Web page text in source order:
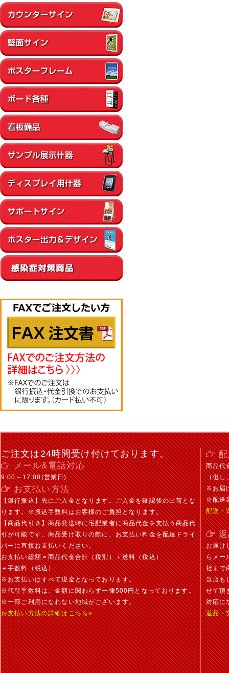
ご注文は24時間受け付けております。
メール&電話対応
9:00～17:00(営業日)
お支払い方法
【銀行振込】先にご入金となります。ご入金を確認後の出荷とな
ります。※振込手数料はお客様のご負担となります。
【商品代引き】商品発送時に宅配業者に商品代金を支払う商品代
引が可能です。商品受け取りの際に、お支払い料金を配達ドライ
バーに直接お支払いください。
お支払い総額＝商品代金合計（税別）＋送料（税込）
＋手数料（税込）
※お支払いはすべて現金となっております。
※代引手数料は、金額に関わらず一律500円となっております。
※一部ご利用になれない地域がございます。
お支払い方法の詳細はこちら»
商品代
（但し
※お届
※配送
配送・
お届け
らメー
社まで
当店も
せて頂
対応に
返品・